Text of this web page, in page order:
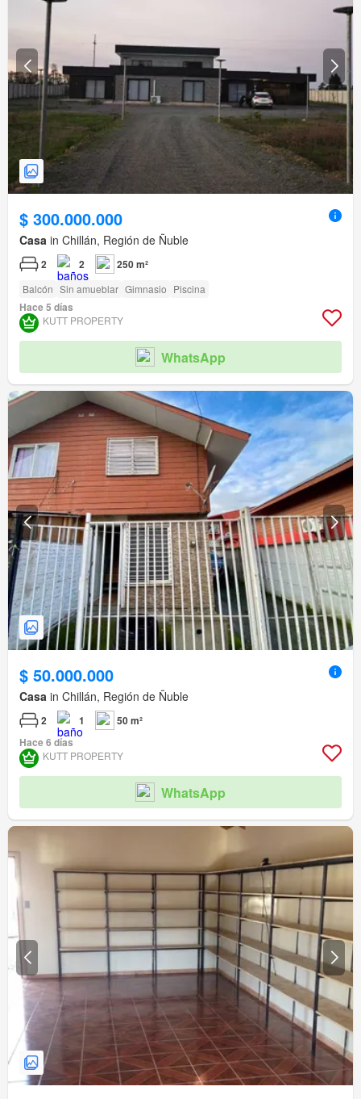
$ 300.000.000
Casa in Chillán, Región de Ñuble
2 2 250 m²
Balcón Sin amueblar Gimnasio Piscina
Hace 5 días
KUTT PROPERTY
WhatsApp
$ 50.000.000
Casa in Chillán, Región de Ñuble
2 1
50 m²
Hace 6 días
KUTT PROPERTY
WhatsApp